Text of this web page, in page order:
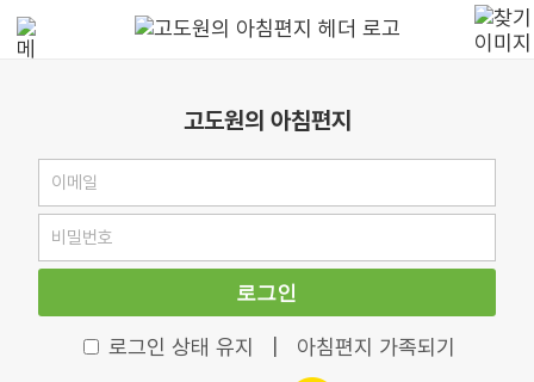
고도원의 아침편지
로그인
로그인 상태 유지 아침편지 가족되기